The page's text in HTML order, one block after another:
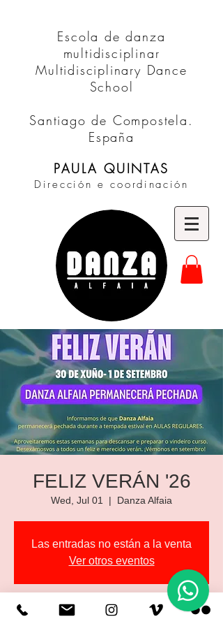
Escola de danza
multidisciplinar
Multidisciplinary Dance
School
Santiago de Compostela.
España
PAULA QUINTAS
Dirección e coordinación
FELIZ VERÁN '26
Wed, Jul 01
  |
Danza Alfaia
Las entradas no están a la venta
Ver otros eventos
Horario y ubicación